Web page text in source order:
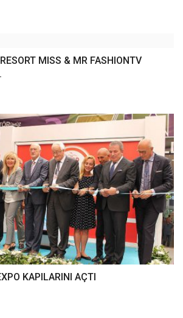
MISS & MR FASHIONTV
KAPILARINI AÇTI